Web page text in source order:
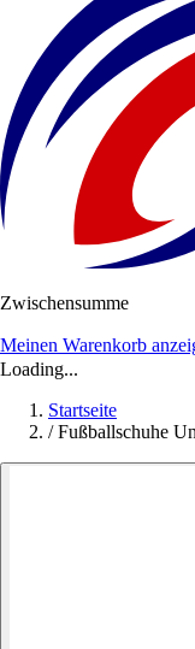
Zwischensumme
Meinen Warenkorb
Loading...
Startseite
/ Fußballschuhe